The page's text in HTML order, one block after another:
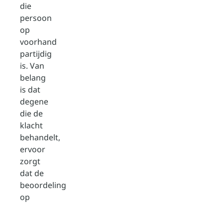
die
persoon
op
voorhand
partijdig
is. Van
belang
is dat
degene
die de
klacht
behandelt,
ervoor
zorgt
dat de
beoordeling
op